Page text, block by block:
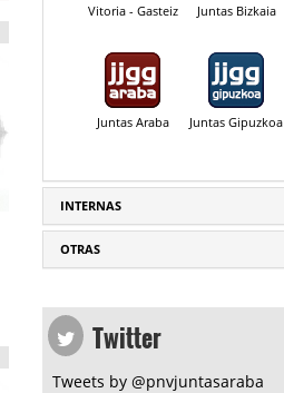
Vitoria - Gasteiz Juntas Bizkaia
Juntas Araba Juntas Gipuzkoa
INTERNAS
OTRAS
Twitter
Tweets by @pnvjuntasaraba